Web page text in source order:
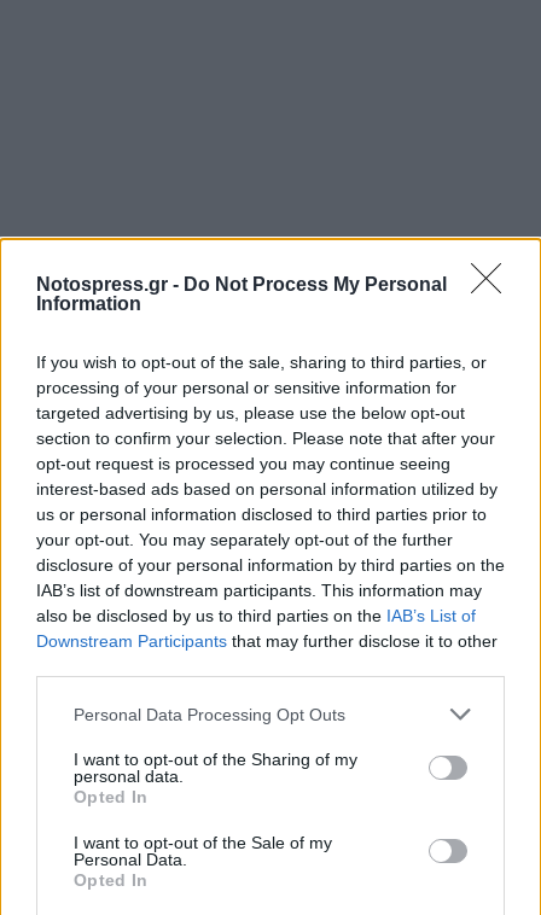
Notospress.gr - Do Not Process My Personal
Information
If you wish to opt-out of the sale, sharing to third parties, or
processing of your personal or sensitive information for
targeted advertising by us, please use the below opt-out
section to confirm your selection. Please note that after your
opt-out request is processed you may continue seeing
interest-based ads based on personal information utilized by
us or personal information disclosed to third parties prior to
your opt-out. You may separately opt-out of the further
disclosure of your personal information by third parties on the
IAB’s list of downstream participants. This information may
also be disclosed by us to third parties on the IAB’s List of
Downstream Participants that may further disclose it to other
Personal Data Processing Opt Outs
I want to opt-out of the Sharing of my
personal data.
Opted In
I want to opt-out of the Sale of my
Personal Data.
Opted In
Σχετικά Άρθρα